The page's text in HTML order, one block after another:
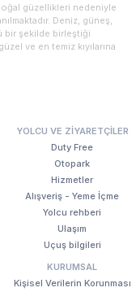
güzellikleri nedeniyle
Deniz, güneş,
bir şekilde birleştiği
ve en temiz kıyılarına
YOLCU VE ZIYARETÇILER
Duty Free
Otopark
Hizmetler
Alışveriş - Yeme İçme
Yolcu rehberi
Ulaşım
Uçuş bilgileri
KURUMSAL
Kişisel Verilerin Korunması